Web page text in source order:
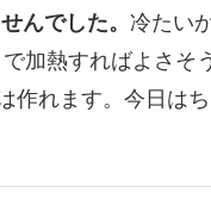
んでした。 冷たい
加熱すればよさそ
作れます。今日は